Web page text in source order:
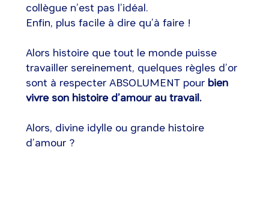
collègue n’est pas l’idéal.
Enfin, plus facile à dire qu’à faire !
Alors histoire que tout le monde puisse
travailler sereinement, quelques règles d’or
sont à respecter ABSOLUMENT pourbien
vivre son histoire d’amour au travail.
Alors, divine idylle ou grande histoire
d’amour ?